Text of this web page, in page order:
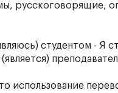
русскоговорящие,
студентом - Я
использование